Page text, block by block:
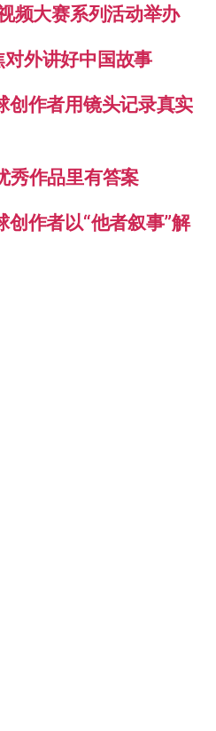
频大赛系列活动举办
对外讲好中国故事
创作者用镜头记录真实
秀作品里有答案
创作者以“他者叙事”解